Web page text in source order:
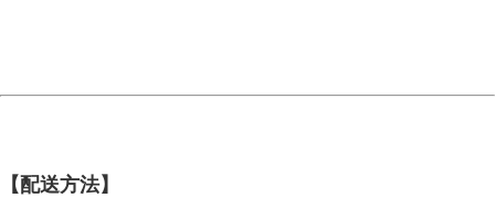
【配送方法】